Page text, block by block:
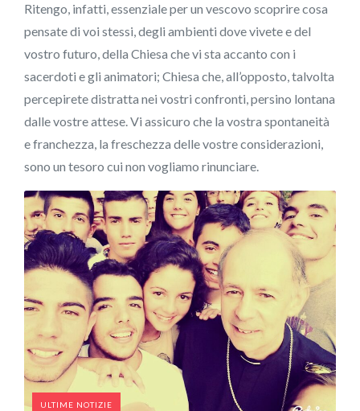
Ritengo, infatti, essenziale per un vescovo scoprire cosa
pensate di voi stessi, degli ambienti dove vivete e del
vostro futuro, della Chiesa che vi sta accanto con i
sacerdoti e gli animatori; Chiesa che, all’opposto, talvolta
percepirete distratta nei vostri confronti, persino lontana
dalle vostre attese. Vi assicuro che la vostra spontaneità
e franchezza, la freschezza delle vostre considerazioni,
sono un tesoro cui non vogliamo rinunciare.
ULTIME NOTIZIE